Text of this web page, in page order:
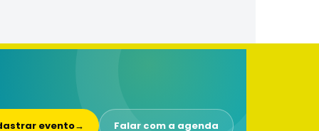
evento→ Falar com a agenda